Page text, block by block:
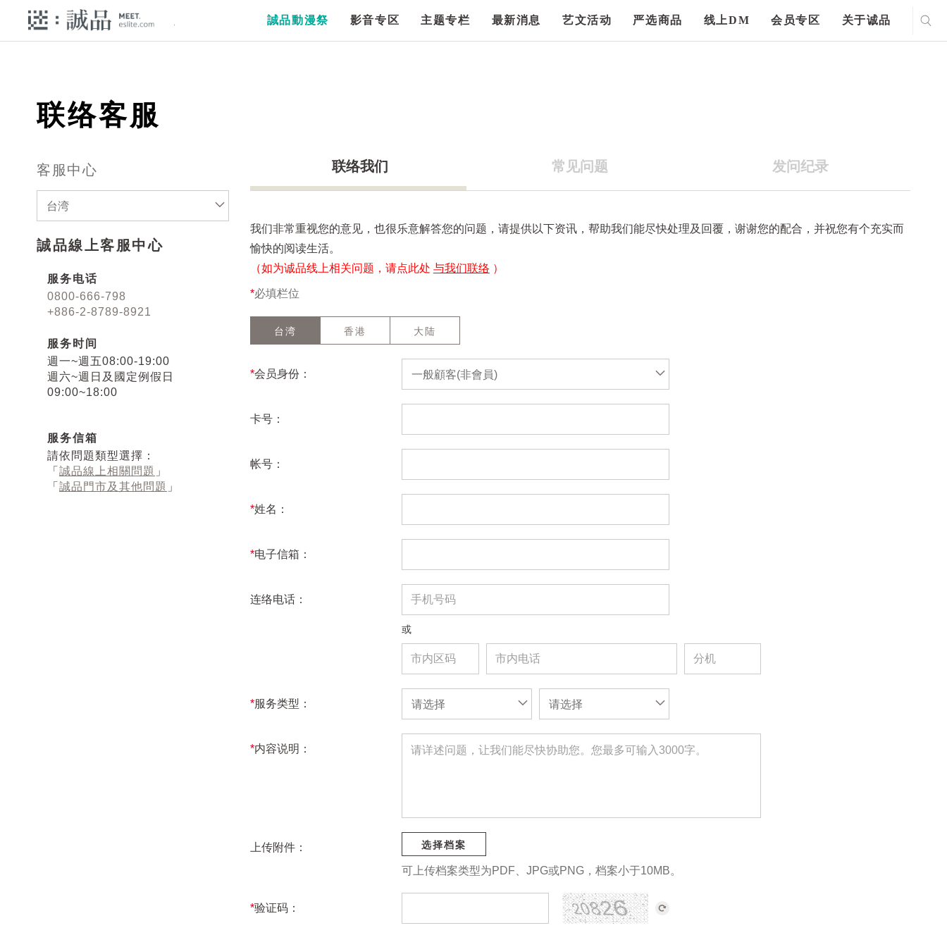
誠品動漫祭 影音专区 主题专栏 最新消息 艺文活动 严选商品 线上DM 会员专区 关于诚品
联络客服
客服中心
台湾
誠品線上客服中心
服务电话
0800-666-798
+886-2-8789-8921
服务时间
週一~週五08:00-19:00
週六~週日及國定例假日
09:00~18:00
服务信箱
請依問題類型選擇：
「 誠品線上相關問題 」
「 誠品門市及其他問題 」
联络我们 常见问题 发问纪录
我们非常重视您的意见，也很乐意解答您的问题，请提供以下资讯，帮助我们能尽快处理及回覆，谢谢您的配合，并祝您有个充实而
愉快的阅读生活。
（如为诚品线上相关问题，请点此处 与我们联络 ）
*必填栏位
台湾 香港 大陆
*会员身份： 一般顧客(非會員)
卡号：
帐号：
*姓名：
*电子信箱：
连络电话：
或
*服务类型： 请选择 请选择
*内容说明：
上传附件： 选择档案
可上传档案类型为PDF、JPG或PNG，档案小于10MB。
*验证码：